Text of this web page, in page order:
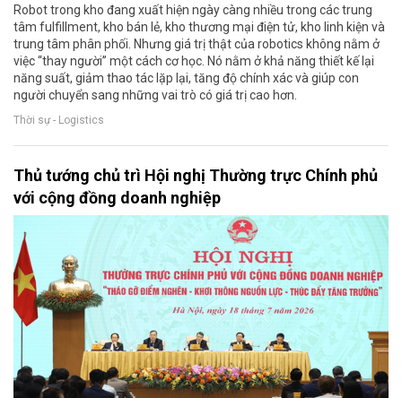
Robot trong kho đang xuất hiện ngày càng nhiều trong các trung
tâm fulfillment, kho bán lẻ, kho thương mại điện tử, kho linh kiện và
trung tâm phân phối. Nhưng giá trị thật của robotics không nằm ở
việc “thay người” một cách cơ học. Nó nằm ở khả năng thiết kế lại
năng suất, giảm thao tác lặp lại, tăng độ chính xác và giúp con
người chuyển sang những vai trò có giá trị cao hơn.
Thời sự - Logistics
Thủ tướng chủ trì Hội nghị Thường trực Chính phủ
với cộng đồng doanh nghiệp